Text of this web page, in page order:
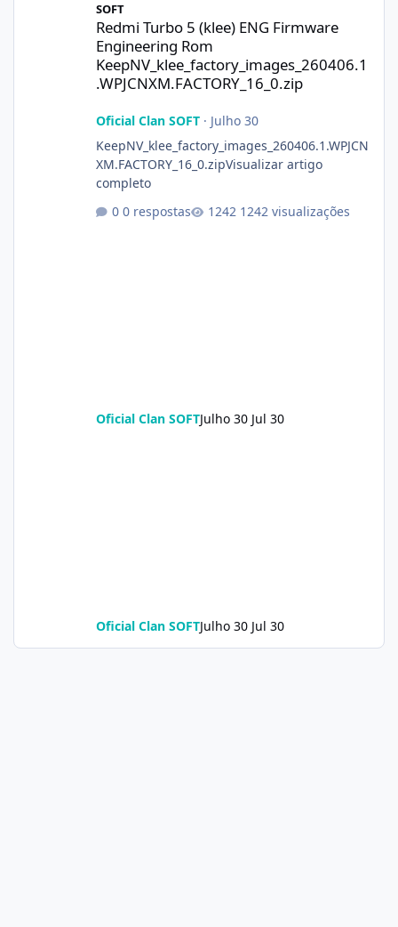
SOFT
Redmi Turbo 5 (klee) ENG Firmware
Engineering Rom
KeepNV_klee_factory_images_260406.1
.WPJCNXM.FACTORY_16_0.zip
Oficial Clan SOFT· Julho 30
KeepNV_klee_factory_images_260406.1.WPJCN
XM.FACTORY_16_0.zipVisualizar artigo
completo
0 respostas
1242 visualizações
Oficial Clan SOFTJulho 30 Jul 30
Oficial Clan SOFTJulho 30 Jul 30